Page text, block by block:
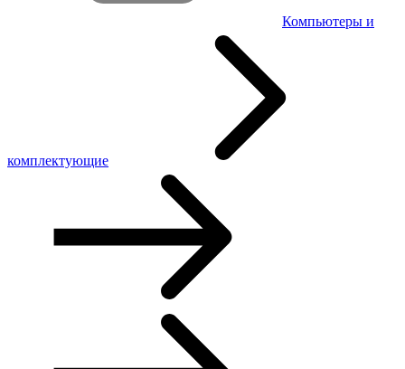
Компьютеры и
комплектующие